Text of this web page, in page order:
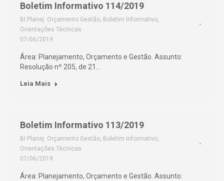
Boletim Informativo 114/2019
BI Planej. Orçamento Gestão, Boletim Informativo,
Orientações Técnicas
07/06/2019
Área: Planejamento, Orçamento e Gestão. Assunto:
Resolução nº 205, de 21…
Leia Mais
Boletim Informativo 113/2019
BI Planej. Orçamento Gestão, Boletim Informativo,
Orientações Técnicas
07/06/2019
Área: Planejamento, Orçamento e Gestão. Assunto: